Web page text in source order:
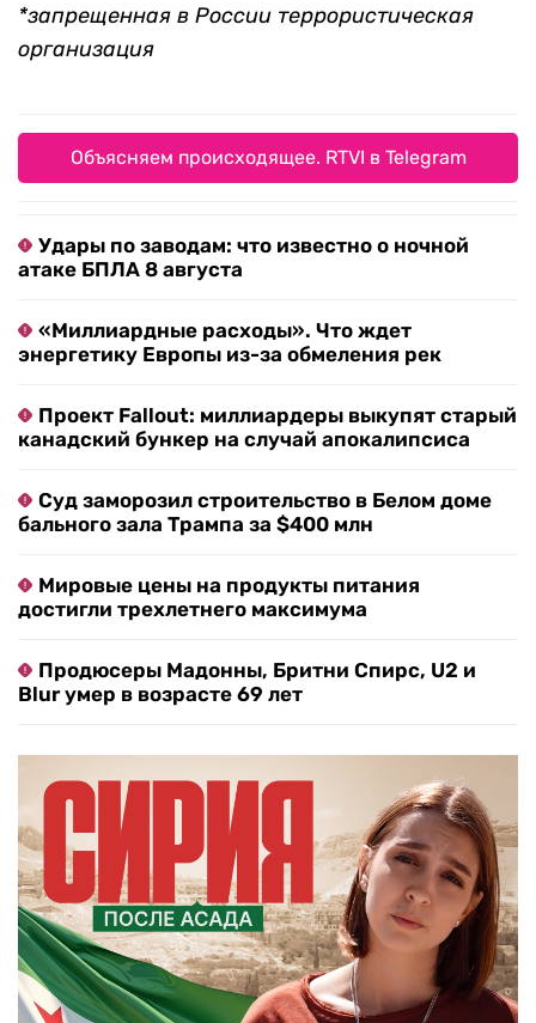
*запрещенная в России террористическая
организация
Объясняем происходящее. RTVI в Telegram
Удары по заводам: что известно о ночной
атаке БПЛА 8 августа
«Миллиардные расходы». Что ждет
энергетику Европы из-за обмеления рек
Проект Fallout: миллиардеры выкупят старый
канадский бункер на случай апокалипсиса
Суд заморозил строительство в Белом доме
бального зала Трампа за $400 млн
Мировые цены на продукты питания
достигли трехлетнего максимума
Продюсеры Мадонны, Бритни Спирс, U2 и
Blur умер в возрасте 69 лет